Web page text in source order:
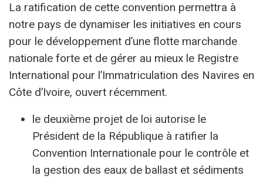
La ratification de cette convention permettra à
notre pays de dynamiser les initiatives en cours
pour le développement d’une flotte marchande
nationale forte et de gérer au mieux le Registre
International pour l’Immatriculation des Navires en
Côte d’Ivoire, ouvert récemment.
le deuxième projet de loi autorise le
Président de la République à ratifier la
Convention Internationale pour le contrôle et
la gestion des eaux de ballast et sédiments